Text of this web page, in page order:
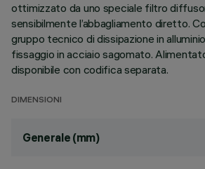
ottimizzato da uno speciale filtro
sensibilmente l’abbagliamento diretto.
gruppo tecnico di dissipazione in
fissaggio in acciaio sagomato.
disponibile con codifica separata.
DIMENSIONI
Generale (mm)